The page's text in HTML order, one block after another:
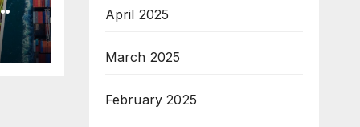
April 2025
March 2025
February 2025